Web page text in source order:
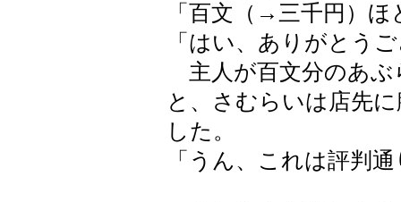
「百文（→三千円）
「はい、ありがとう
主人が百文分のあぶ
と、さむらいは店先
した。
「うん、これは評判